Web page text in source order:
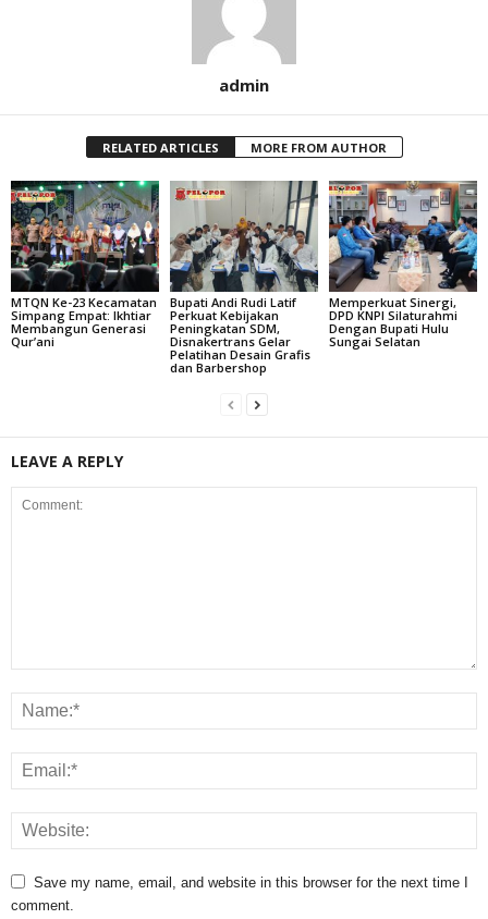
admin
RELATED ARTICLES MORE FROM AUTHOR
MTQN Ke-23 Kecamatan
Simpang Empat: Ikhtiar
Membangun Generasi
Qur’ani
Bupati Andi Rudi Latif
Perkuat Kebijakan
Peningkatan SDM,
Disnakertrans Gelar
Pelatihan Desain Grafis
dan Barbershop
Memperkuat Sinergi,
DPD KNPI Silaturahmi
Dengan Bupati Hulu
Sungai Selatan
LEAVE A REPLY
Save my name, email, and website in this browser for the next time I
comment.